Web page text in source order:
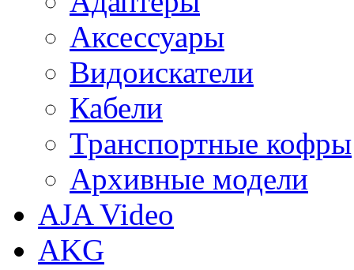
Аксессуары
Видоискатели
Кабели
Транспортные кофры
Архивные модели
AJA Video
AKG